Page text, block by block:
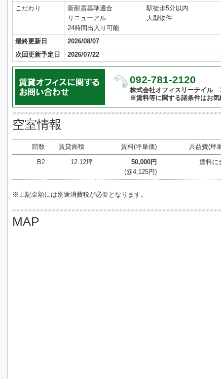
こだわり
新耐震基準適合
駅徒歩5分以内
リニューアル
大型物件
24時間出入り可能
最終更新日
2026/08/07
次回更新予定日
2026/07/22
092-781-2120
株式会社オフィスリーテイル
※賃料等に関する諸条件はお
空室情報
階数 賃貸面積 賃料(坪単価) 共益費(坪
B2 12.12坪
50,000円
(@4,125円)
賃料に
※上記金額には別途消費税が必要となります。
MAP